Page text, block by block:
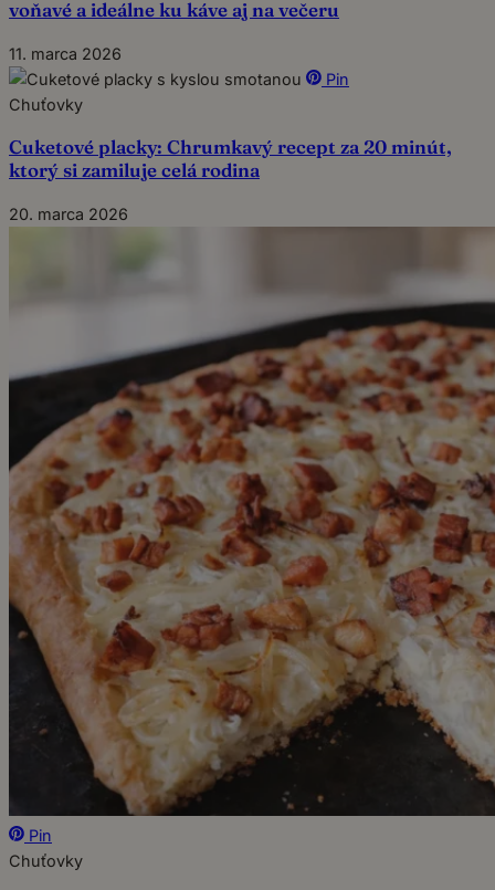
voňavé a ideálne ku káve aj na večeru
11. marca 2026
Pin
Chuťovky
Cuketové placky: Chrumkavý recept za 20 minút,
ktorý si zamiluje celá rodina
20. marca 2026
Pin
Chuťovky